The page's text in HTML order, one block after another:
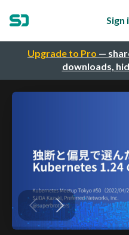
Upgrade to Pro —
downloads,
Sign